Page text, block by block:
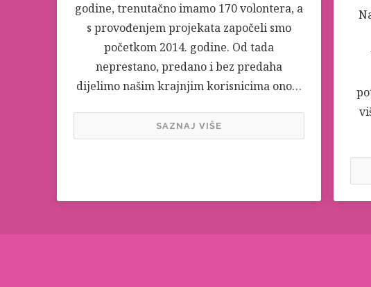
godine, trenutačno imamo 170 volontera, a
s provođenjem projekata započeli smo
početkom 2014. godine. Od tada
neprestano, predano i bez predaha
dijelimo našim krajnjim korisnicima ono…
SAZNAJ VIŠE